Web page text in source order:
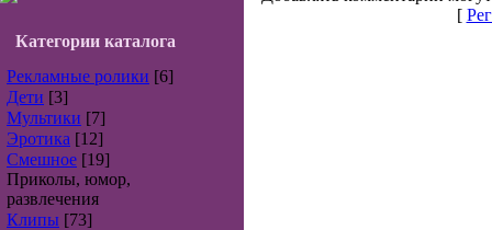
Категории каталога
Рекламные ролики [6]
Дети [3]
Мультики [7]
Эротика [12]
Смешное [19]
Приколы, юмор,
развлечения
Клипы [73]
[